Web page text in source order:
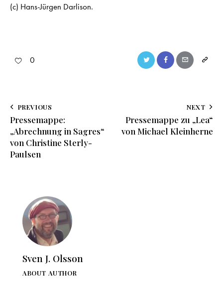
(c) Hans-Jürgen Darlison.
0
PREVIOUS
Pressemappe:
„Abrechnung in Sagres“
von Christine Sterly-
Paulsen
NEXT
Pressemappe zu „Lea“
von Michael Kleinherne
Sven J. Olsson
ABOUT AUTHOR